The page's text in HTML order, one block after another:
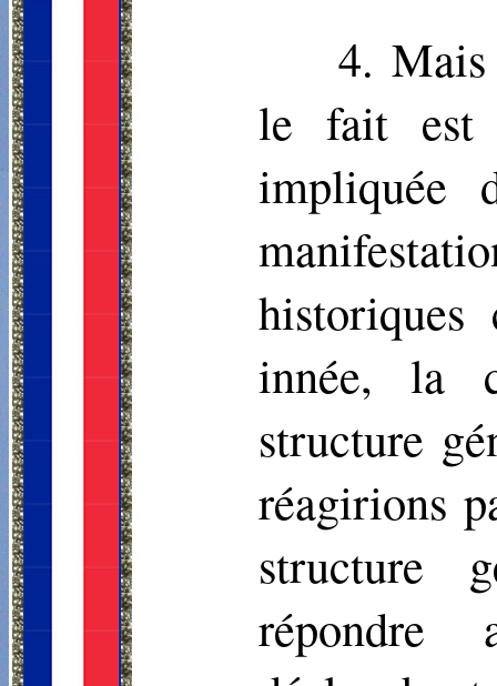
4. Mais
le fait est
impliquée
historiques
innée, la
structure
réagirions
structure